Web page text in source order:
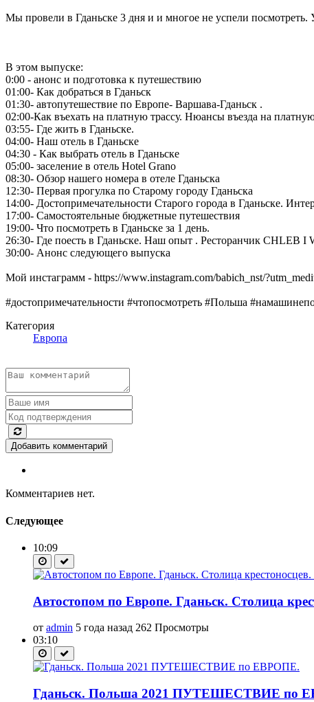
Мы провели в Гданьске 3 дня и и многое не успели посмотреть.
В этом выпуске:
0:00 - анонс и подготовка к путешествию
01:00- Как добраться в Гданьск
01:30- автопутешествие по Европе- Варшава-Гданьск .
02:00-Как въехать на платную трассу. Нюансы въезда на
03:55- Где жить в Гданьске.
04:00- Наш отель в Гданьске
04:30 - Как выбрать отель в Гданьске
05:00- заселение в отель Hotel Grano
08:30- Обзор нашего номера в отеле Гданьска
12:30- Первая прогулка по Старому городу Гданьска
14:00- Достопримечательности Старого города в Гданьске.
17:00- Самостоятельные бюджетные путешествия
19:00- Что посмотреть в Гданьске за 1 день.
26:30- Где поесть в Гданьске. Наш опыт . Ресторанчик CHLEB I
30:00- Анонс следующего выпуска
Мой инстаграмм - https://www.instagram.com/babich_nst/
#достопримечательности #чтопосмотреть #Польша
Категория
Европа
Добавить комментарий
Комментариев нет.
Следующее
10:09
Автостопом по Европе. Гданьск.
от admin 5 года назад 262 Просмотры
03:10
Гданьск. Польша 2021 ПУТЕШЕСТВИЕ по